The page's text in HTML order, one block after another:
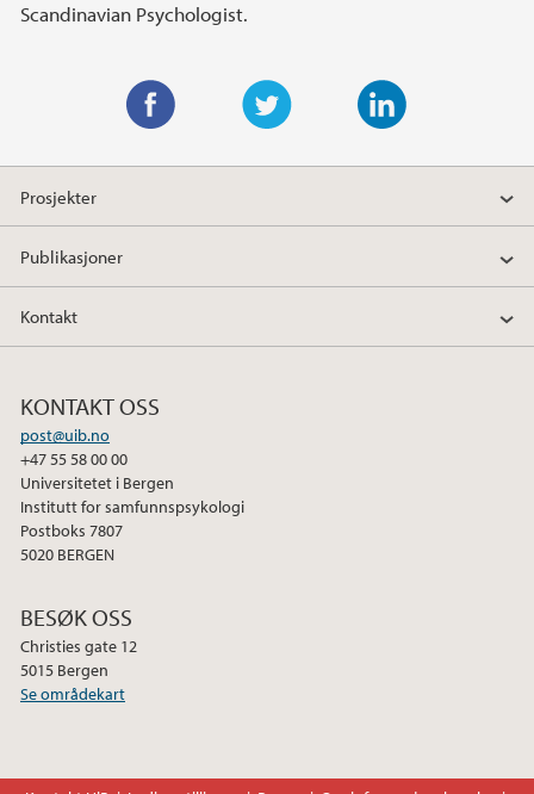
Scandinavian Psychologist.
w
t
e
i
k
d
n
a
e
o
k
Prosjekter
Publikasjoner
Kontakt
KONTAKT OSS
post@uib.no
+47 55 58 00 00
Universitetet i Bergen
Institutt for samfunnspsykologi
Postboks 7807
5020 BERGEN
BESØK OSS
Christies gate 12
5015 Bergen
Se områdekart